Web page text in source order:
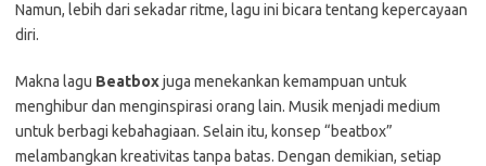
Namun, lebih dari sekadar ritme, lagu ini bicara tentang kepercayaan
diri.
Makna lagu Beatboxjuga menekankan kemampuan untuk
menghibur dan menginspirasi orang lain. Musik menjadi medium
untuk berbagi kebahagiaan. Selain itu, konsep “beatbox”
melambangkan kreativitas tanpa batas. Dengan demikian, setiap